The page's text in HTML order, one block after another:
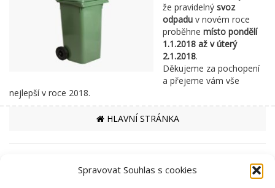
Spravovat Souhlas s cookies
že pravidelný svoz
odpadu v novém roce
proběhne místo pondělí
1.1.2018 až v úterý
2.1.2018.
Děkujeme za pochopení
a přejeme vám vše
nejlepší v roce 2018.
HLAVNÍ STRÁNKA